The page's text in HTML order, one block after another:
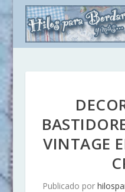
VINTAGE
Publicado por